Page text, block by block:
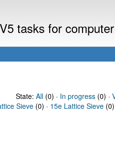
tasks for
State: All(0) · In progress(0) ·
Sieve (0) · 15e Lattice Sieve (0)